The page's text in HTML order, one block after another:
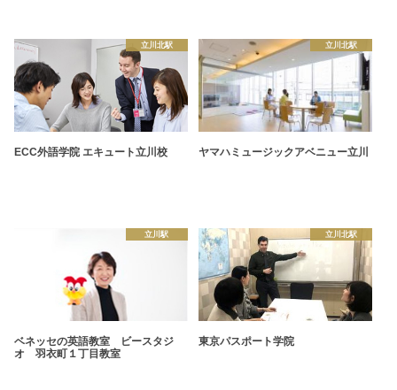
立川北駅
ECC外語学院 エキュート立川校
立川北駅
ヤマハミュージックアベニュー立川
立川駅
ベネッセの英語教室 ビースタジ
オ 羽衣町１丁目教室
立川北駅
東京パスポート学院